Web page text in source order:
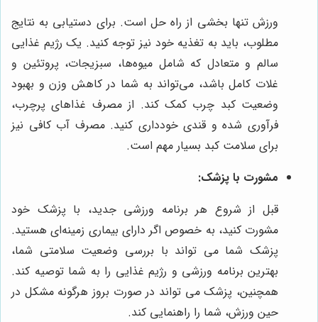
ورزش تنها بخشی از راه حل است. برای دستیابی به نتایج
مطلوب، باید به تغذیه خود نیز توجه کنید. یک رژیم غذایی
سالم و متعادل که شامل میوه‌ها، سبزیجات، پروتئین و
غلات کامل باشد، می‌تواند به شما در کاهش وزن و بهبود
وضعیت کبد چرب کمک کند. از مصرف غذاهای پرچرب،
فرآوری شده و قندی خودداری کنید. مصرف آب کافی نیز
برای سلامت کبد بسیار مهم است.
مشورت با پزشک:
قبل از شروع هر برنامه ورزشی جدید، با پزشک خود
مشورت کنید، به خصوص اگر دارای بیماری زمینه‌ای هستید.
پزشک شما می تواند با بررسی وضعیت سلامتی شما،
بهترین برنامه ورزشی و رژیم غذایی را به شما توصیه کند.
همچنین، پزشک می تواند در صورت بروز هرگونه مشکل در
حین ورزش، شما را راهنمایی کند.